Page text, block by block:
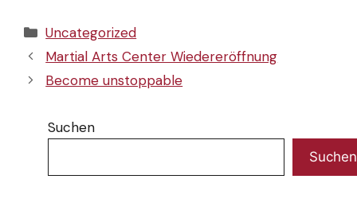
Kategorien
Uncategorized
Martial Arts Center Wiedereröffnung
Become unstoppable
Suchen
Suchen